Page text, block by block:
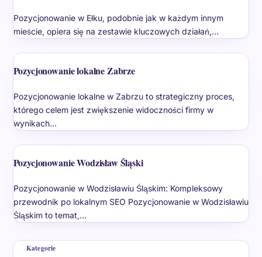
Pozycjonowanie w Ełku, podobnie jak w każdym innym
mieście, opiera się na zestawie kluczowych działań,…
Pozycjonowanie lokalne Zabrze
Pozycjonowanie lokalne w Zabrzu to strategiczny proces,
którego celem jest zwiększenie widoczności firmy w
wynikach…
Pozycjonowanie Wodzisław Śląski
Pozycjonowanie w Wodzisławiu Śląskim: Kompleksowy
przewodnik po lokalnym SEO Pozycjonowanie w Wodzisławiu
Śląskim to temat,…
Kategorie